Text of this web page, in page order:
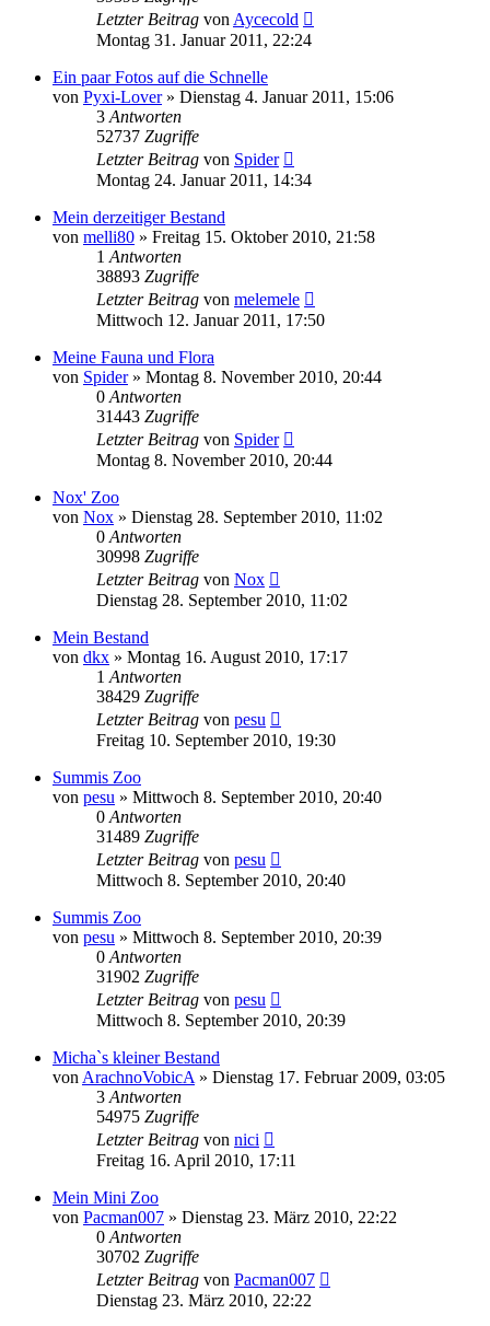
Letzter Beitrag von Aycecold
Montag 31. Januar 2011, 22:24
Ein paar Fotos auf die Schnelle
von Pyxi-Lover» Dienstag 4. Januar 2011, 15:06
3 Antworten
52737 Zugriffe
Letzter Beitrag von Spider
Montag 24. Januar 2011, 14:34
Mein derzeitiger Bestand
von melli80 » Freitag 15. Oktober 2010, 21:58
1 Antworten
38893 Zugriffe
Letzter Beitrag von melemele
Mittwoch 12. Januar 2011, 17:50
Meine Fauna und Flora
von Spider» Montag 8. November 2010, 20:44
0 Antworten
31443 Zugriffe
Letzter Beitrag von Spider
Montag 8. November 2010, 20:44
Nox' Zoo
von Nox » Dienstag 28. September 2010, 11:02
0 Antworten
30998 Zugriffe
Letzter Beitrag von Nox
Dienstag 28. September 2010, 11:02
Mein Bestand
von dkx » Montag 16. August 2010, 17:17
1 Antworten
38429 Zugriffe
Letzter Beitrag von pesu
Freitag 10. September 2010, 19:30
Summis Zoo
von pesu » Mittwoch 8. September 2010, 20:40
0 Antworten
31489 Zugriffe
Letzter Beitrag von pesu
Mittwoch 8. September 2010, 20:40
Summis Zoo
von pesu » Mittwoch 8. September 2010, 20:39
0 Antworten
31902 Zugriffe
Letzter Beitrag von pesu
Mittwoch 8. September 2010, 20:39
Micha`s kleiner Bestand
von ArachnoVobicA » Dienstag 17. Februar 2009, 03:05
3 Antworten
54975 Zugriffe
Letzter Beitrag von nici
Freitag 16. April 2010, 17:11
Mein Mini Zoo
von Pacman007 » Dienstag 23. März 2010, 22:22
0 Antworten
30702 Zugriffe
Letzter Beitrag von Pacman007
Dienstag 23. März 2010, 22:22